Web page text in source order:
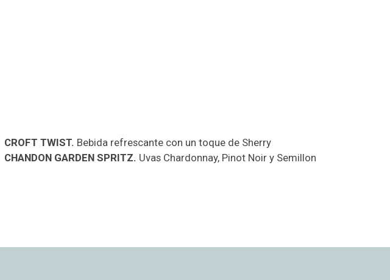
CROFT TWIST. Bebida refrescante con un toque de Sherry
CHANDON GARDEN SPRITZ. Uvas Chardonnay, Pinot Noir y Semillon